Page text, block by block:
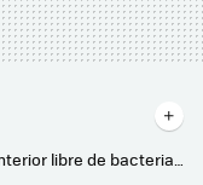
Se esconde en la nevera para dejar el interior libre de bacterias. Esto es lo que promete este pequeño aparato